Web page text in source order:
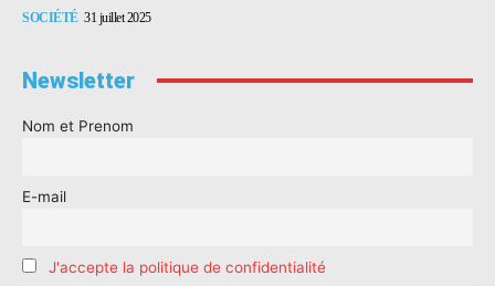
SOCIÉTÉ 31 juillet 2025
Newsletter
Nom et Prenom
E-mail
J'accepte la politique de confidentialité